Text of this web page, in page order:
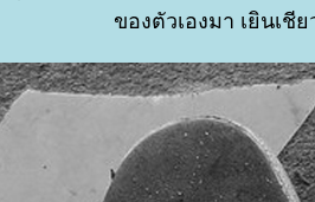
ของตัวเองมา เยินเ